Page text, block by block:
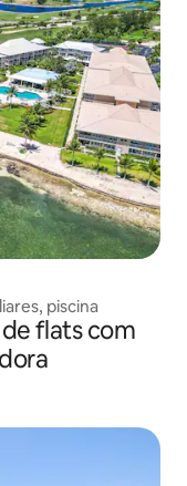
piscina
flats com